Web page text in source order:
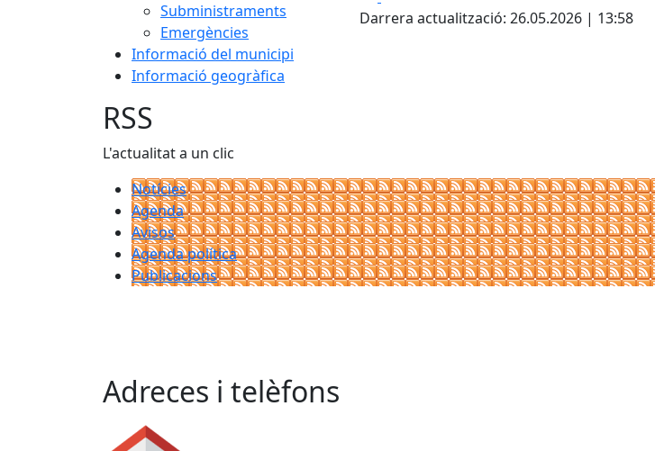
Subministraments
Emergències
Informació del municipi
Informació geogràfica
Darrera actualització: 26.05.2026 | 13:58
RSS
L'actualitat a un clic
Notícies
Agenda
Avisos
Agenda política
Publicacions
Adreces i telèfons